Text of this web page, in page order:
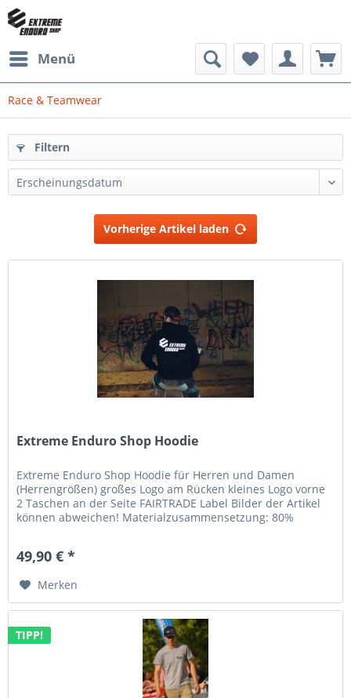
Menü
Race & Teamwear
Filtern
Vorherige Artikel laden
Extreme Enduro Shop Hoodie
Extreme Enduro Shop Hoodie für Herren und Damen
(Herrengrößen) großes Logo am Rücken kleines Logo vorne
2 Taschen an der Seite FAIRTRADE Label Bilder der Artikel
können abweichen! Materialzusammensetzung: 80%
49,90 € *
Merken
TIPP!